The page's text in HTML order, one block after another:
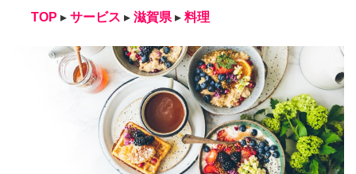
TOP ▸ サービス ▸ 滋賀県 ▸ 料理